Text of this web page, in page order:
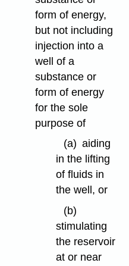
form of energy,
but not including
injection into a
well of a
substance or
form of energy
for the sole
purpose of
(a) aiding
in the lifting
of fluids in
the well, or
(b)
stimulating
the reservoir
at or near